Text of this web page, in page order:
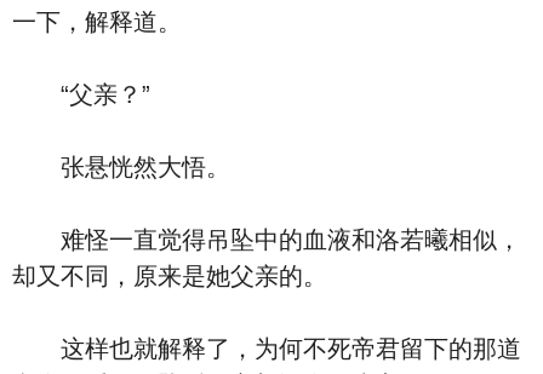
一下，解释道。
“父亲？”
张悬恍然大悟。
难怪一直觉得吊坠中的血液和洛若曦相似，
却又不同，原来是她父亲的。
这样也就解释了，为何不死帝君留下的那道